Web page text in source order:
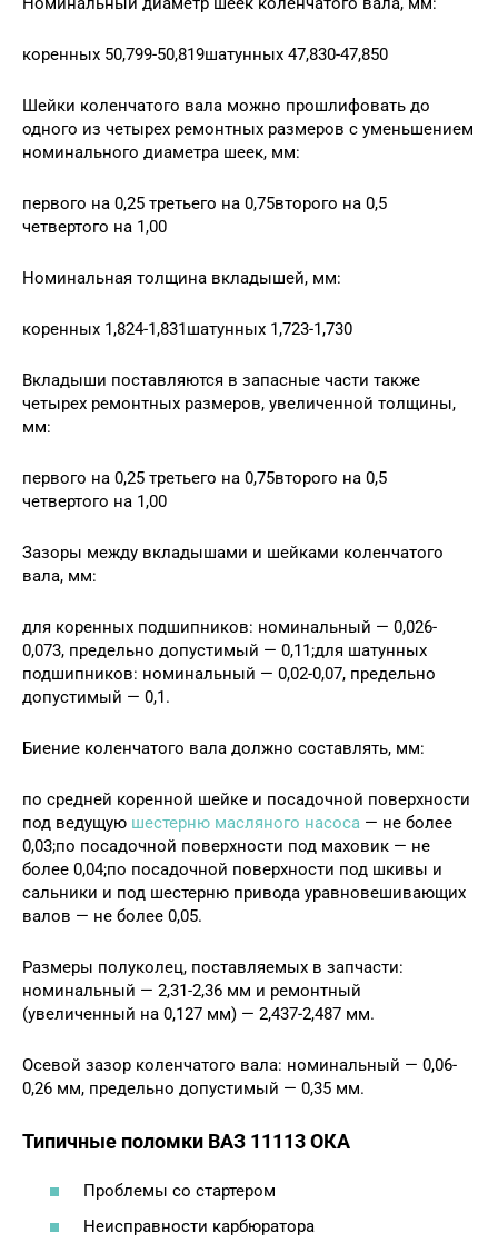
коренных 50,799-50,819шатунных 47,830-47,850
Шейки коленчатого вала можно прошлифовать до
одного из четырех ремонтных размеров с уменьшением
номинального диаметра шеек, мм:
первого на 0,25 третьего на 0,75второго на 0,5
четвертого на 1,00
Номинальная толщина вкладышей, мм:
коренных 1,824-1,831шатунных 1,723-1,730
Вкладыши поставляются в запасные части также
четырех ремонтных размеров, увеличенной толщины,
мм:
первого на 0,25 третьего на 0,75второго на 0,5
четвертого на 1,00
Зазоры между вкладышами и шейками коленчатого
вала, мм:
для коренных подшипников: номинальный — 0,026-
0,073, предельно допустимый — 0,11;для шатунных
подшипников: номинальный — 0,02-0,07, предельно
допустимый — 0,1.
Биение коленчатого вала должно составлять, мм:
по средней коренной шейке и посадочной поверхности
под ведущую шестерню масляного насоса — не более
0,03;по посадочной поверхности под маховик — не
более 0,04;по посадочной поверхности под шкивы и
сальники и под шестерню привода уравновешивающих
валов — не более 0,05.
Размеры полуколец, поставляемых в запчасти:
номинальный — 2,31-2,36 мм и ремонтный
(увеличенный на 0,127 мм) — 2,437-2,487 мм.
Осевой зазор коленчатого вала: номинальный — 0,06-
0,26 мм, предельно допустимый — 0,35 мм.
Типичные поломки ВАЗ 11113 ОКА
Проблемы со стартером
Неисправности карбюратора